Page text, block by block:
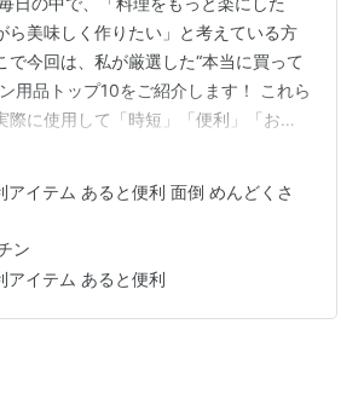
ら美味しく作りたい」と考えている方
で今回は、私が厳選した“本当に買って
用品トップ10をご紹介します！ これら
際に使用して「時短」「便利」「お手
す。 1. 調理の手間を激減！「下村工業
2」 食材を切るだけではなく、栓抜
にサクッとカット！ 分解できるから清
魚の下処理にも◎ ＼ プロも愛用！ ／
アイテム あると便利 面倒 めんどくさ
ン
アイテム あると便利